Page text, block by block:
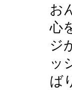
お
心
ジ
ッ
ば